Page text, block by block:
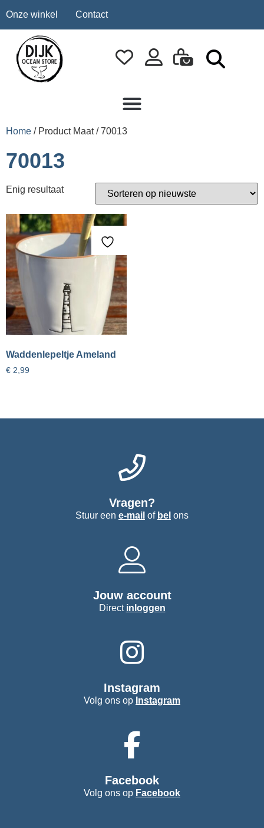
Onze winkel Contact
Home / Product Maat / 70013
70013
Enig resultaat
Waddenlepeltje Ameland
€ 2,99
Vragen?
Stuur een e-mail of bel ons
Jouw account
Direct inloggen
Instagram
Volg ons op Instagram
Facebook
Volg ons op Facebook